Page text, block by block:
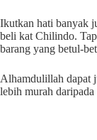
Ikutkan hati banyak
beli kat Chilindo.
barang yang betul-
Alhamdulillah dapat
lebih murah daripada